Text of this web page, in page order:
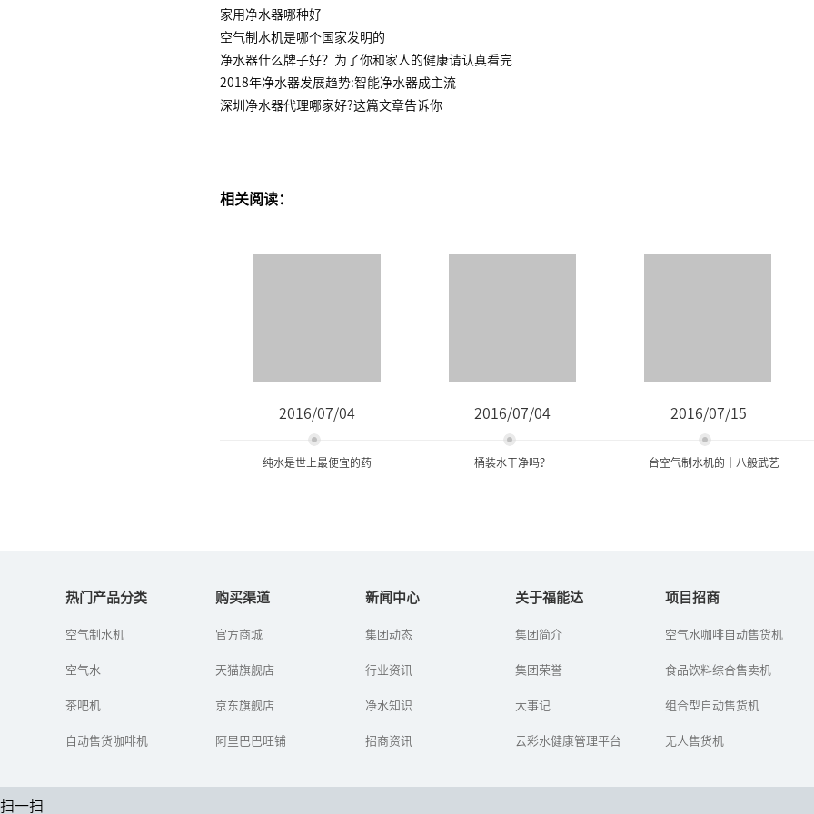
家用净水器哪种好
空气制水机是哪个国家发明的
净水器什么牌子好？为了你和家人的健康请认真看完
2018年净水器发展趋势:智能净水器成主流
深圳净水器代理哪家好?这篇文章告诉你
相关阅读：
2016/07/04
纯水是世上最便宜的药
2016/07/04
桶装水干净吗？
2016/07/15
一台空气制水机的十八般武艺
一台空气制水机的十八般
热门产品分类
空气制水机
空气水
茶吧机
自动售货咖啡机
购买渠道
官方商城
天猫旗舰店
京东旗舰店
阿里巴巴旺铺
新闻中心
集团动态
行业资讯
净水知识
招商资讯
关于福能达
集团简介
集团荣誉
大事记
云彩水健康管理平台
项目招商
空气水咖啡自动售货机
食品饮料综合售卖机
组合型自动售货机
无人售货机
扫一扫